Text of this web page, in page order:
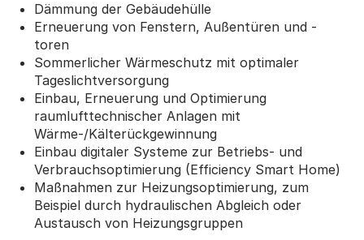
Dämmung der Gebäudehülle
Erneuerung von Fenstern, Außentüren und -
toren
Sommerlicher Wärmeschutz mit optimaler
Tageslichtversorgung
Einbau, Erneuerung und Optimierung
raumlufttechnischer Anlagen mit
Wärme-/Kälterückgewinnung
Einbau digitaler Systeme zur Betriebs- und
Verbrauchsoptimierung (Efficiency Smart Home)
Maßnahmen zur Heizungsoptimierung, zum
Beispiel durch hydraulischen Abgleich oder
Austausch von Heizungsgruppen